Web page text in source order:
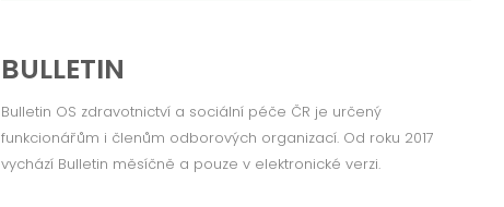
BULLETIN
Bulletin OS zdravotnictví a sociální péče ČR je určený
funkcionářům i členům odborových organizací. Od roku 2017
vychází Bulletin měsíčně a pouze v elektronické verzi.